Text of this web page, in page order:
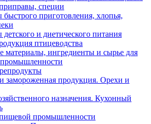
специи
приготовления, хлопья,
и диетического питания
птицеводства
материалы, ингредиенты и сырье для
замороженная продукция. Орехи и
назначения. Кухонный
промышленности